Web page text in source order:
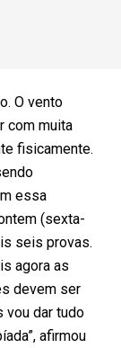
O vento
com muita
fisicamente.
essa
(sexta-
seis provas.
agora as
devem ser
vou dar tudo
afirmou